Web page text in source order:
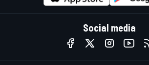
Social media